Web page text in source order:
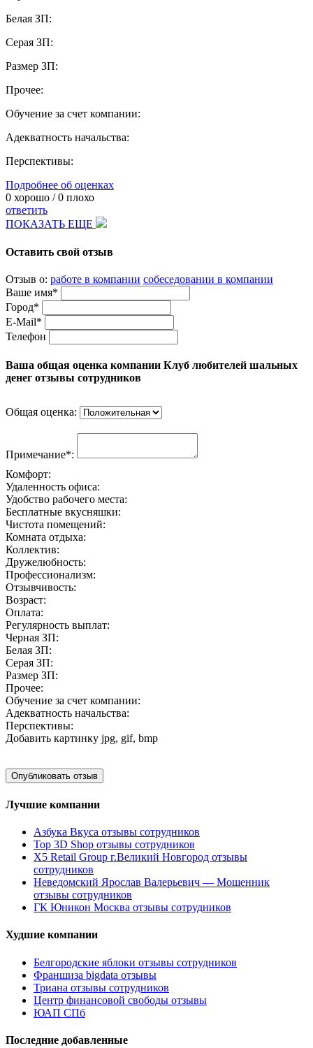
Белая ЗП:
Серая ЗП:
Размер ЗП:
Прочее:
Обучение за счет компании:
Адекватность начальства:
Перспективы:
Подробнее об оценках
0 хорошо /0 плохо
ответить
ПОКАЗАТЬ ЕЩЕ
Оставить свой отзыв
Отзыв о: работе в компании собеседовании в компании
Ваше имя*
Город*
E-Mail*
Телефон
Ваша общая оценка компании Клуб любителей шальных
денег отзывы сотрудников
Общая оценка:
Примечание*:
Комфорт:
Удаленность офиса:
Удобство рабочего места:
Бесплатные вкусняшки:
Чистота помещений:
Комната отдыха:
Коллектив:
Дружелюбность:
Профессионализм:
Отзывчивость:
Возраст:
Оплата:
Регулярность выплат:
Черная ЗП:
Белая ЗП:
Серая ЗП:
Размер ЗП:
Прочее:
Обучение за счет компании:
Адекватность начальства:
Перспективы:
Добавить картинку jpg, gif, bmp
Лучшие компании
Азбука Вкуса отзывы сотрудников
Top 3D Shop отзывы сотрудников
X5 Retail Group г.Великий Новгород отзывы
сотрудников
Неведомский Ярослав Валерьевич — Мошенник
отзывы сотрудников
ГК Юникон Москва отзывы сотрудников
Худшие компании
Белгородские яблоки отзывы сотрудников
Франшиза bigdata отзывы
Триана отзывы сотрудников
Центр финансовой свободы отзывы
ЮАП СПб
Последние добавленные